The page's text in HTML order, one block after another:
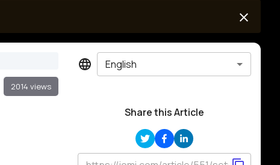
2014 views
English
Share this Article